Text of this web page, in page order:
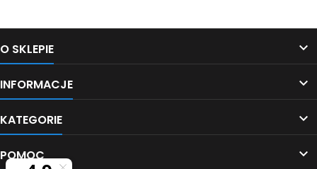
O SKLEPIE 
INFORMACJE 
KATEGORIE 
POMOC 